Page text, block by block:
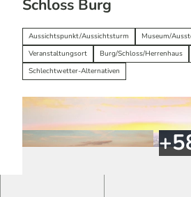
Schloss Burg
Aussichtspunkt/Aussichtsturm Museum/
Veranstaltungsort
Burg/Schloss/Herrenhaus
Schlechtwetter-Alternativen